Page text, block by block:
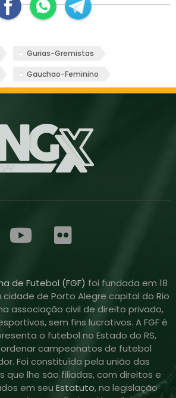
Gurias-Gremistas
Gauchao-Feminino
de Futebol (FGF) foi fundada em 18
cidade de Porto Alegre capital do Rio
associação civil de direito privado,
sem fins lucrativos. A FGF é
o futebol no Estado do RS,
campeonatos de futebol
Foi constituída pela união das
que lhe são filiadas, com direitos e
em seu Estatuto, na legislação